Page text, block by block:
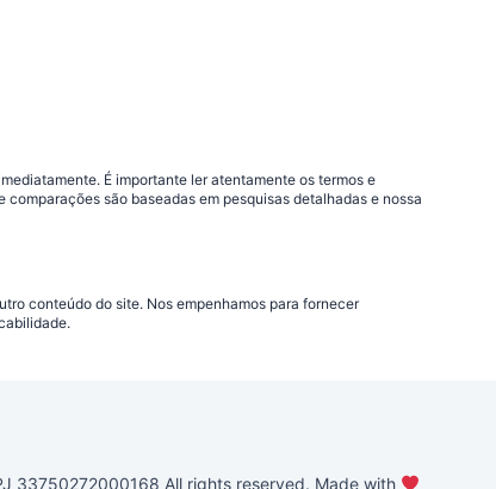
É importante ler atentamente os termos e
são baseadas em pesquisas detalhadas e nossa
conteúdo do site. Nos empenhamos para fornecer
33750272000168 All rights reserved. Made with